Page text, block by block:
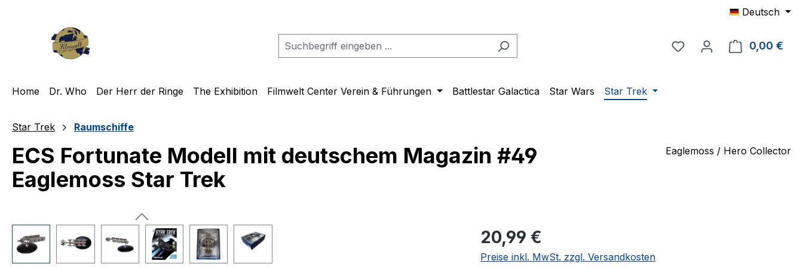
Deutsch
Du hast 0 Produkte auf
0,00 €
Home Dr. Who Der Herr der Ringe The Exhibition Filmwelt Center Verein & Führungen Battlestar Galactica Star Wars Star Trek
Star Trek Raumschiffe
ECS Fortunate Modell mit deutschem Magazin #49
Eaglemoss Star Trek
Eaglemoss / Hero Collector
Regulärer Preis:
20,99 €
Preise inkl. MwSt. zzgl. Versandkosten